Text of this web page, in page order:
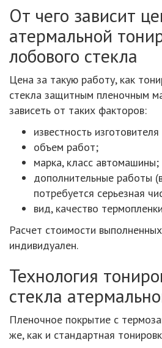
От чего зависит
атермальной
лобового стекла
Цена за такую работу, как
стекла защитным пленочным
зависеть от таких факторов:
известность
объем работ;
марка, класс автомашины;
дополнительные работы
потребуется серьезная
вид, качество
Расчет стоимости
индивидуален.
Технология
стекла
Пленочное покрытие с
же, как и стандартная